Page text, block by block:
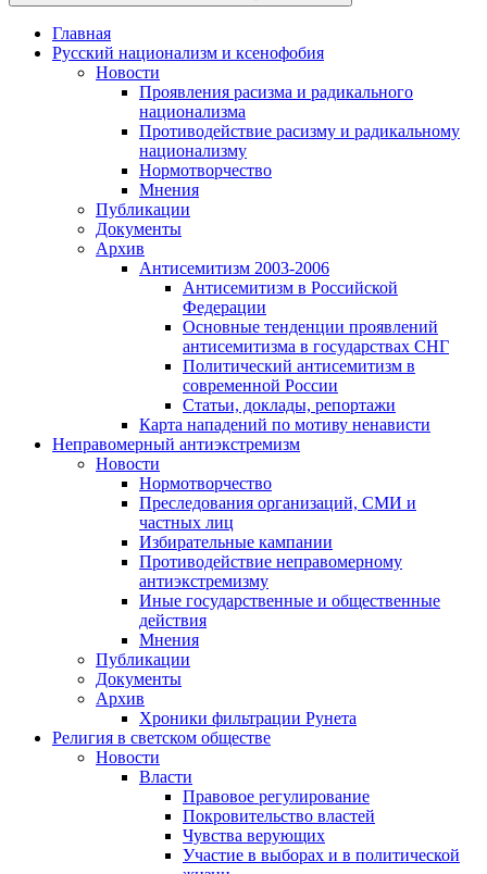
Главная
Русский национализм и ксенофобия
Новости
Проявления расизма и радикального
национализма
Противодействие расизму и радикальному
национализму
Нормотворчество
Мнения
Публикации
Документы
Архив
Антисемитизм 2003-2006
Антисемитизм в Российской
Федерации
Основные тенденции проявлений
антисемитизма в государствах СНГ
Политический антисемитизм в
современной России
Статьи, доклады, репортажи
Карта нападений по мотиву ненависти
Неправомерный антиэкстремизм
Новости
Нормотворчество
Преследования организаций, СМИ и
частных лиц
Избирательные кампании
Противодействие неправомерному
антиэкстремизму
Иные государственные и общественные
действия
Мнения
Публикации
Документы
Архив
Хроники фильтрации Рунета
Религия в светском обществе
Новости
Власти
Правовое регулирование
Покровительство властей
Чувства верующих
Участие в выборах и в политической